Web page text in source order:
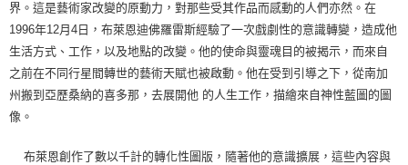
界。這是藝術家改變的原動力，對那些受其作品而感動的人們亦然。在
1996年12月4日，布萊恩迪佛羅雷斯經驗了一次戲劇性的意識轉變，造成他
生活方式、工作，以及地點的改變。他的使命與靈魂目的被揭示，而來自
之前在不同行星間轉世的藝術天賦也被啟動。他在受到引導之下，從南加
州搬到亞歷桑納的喜多那，去展開他 的人生工作，描繪來自神性藍圖的圖
像。
布萊恩創作了數以千計的轉化性圖版，隨著他的意識擴展，這些內容與